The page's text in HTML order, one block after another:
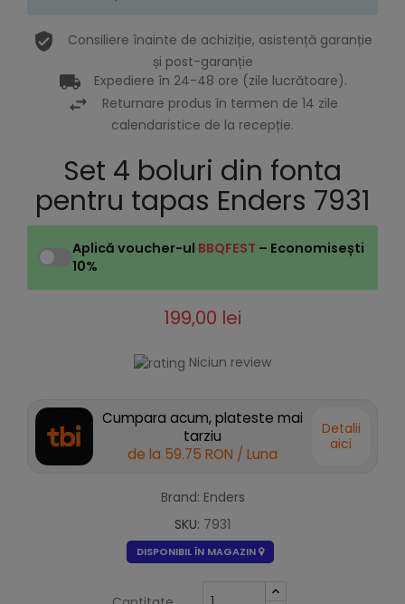
Consiliere înainte de achiziție, asistență garanție
și post-garanție
Expediere în 24-48 ore (zile lucrătoare).
Returnare produs în termen de 14 zile
calendaristice de la recepție.
Set 4 boluri din fonta
pentru tapas Enders 7931
Aplică voucher-ul BBQFEST – Economisești
10%
199,00 lei
Niciun review
Cumpara acum, plateste mai
tarziu
de la 59.75 RON / Luna
Detalii
aici
Brand: Enders
SKU: 7931
DISPONIBIL ÎN MAGAZIN